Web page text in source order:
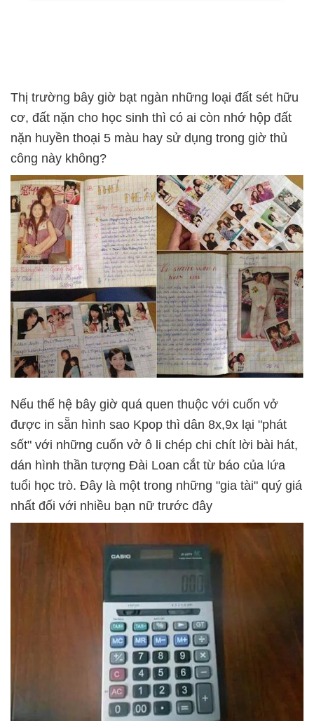
Thị trường bây giờ bạt ngàn những loại đất sét hữu
cơ, đất nặn cho học sinh thì có ai còn nhớ hộp đất
nặn huyền thoại 5 màu hay sử dụng trong giờ thủ
công này không?
Nếu thế hệ bây giờ quá quen thuộc với cuốn vở
được in sẵn hình sao Kpop thì dân 8x,9x lại "phát
sốt" với những cuốn vở ô li chép chi chít lời bài hát,
dán hình thần tượng Đài Loan cắt từ báo của lứa
tuổi học trò. Đây là một trong những "gia tài" quý giá
nhất đối với nhiều bạn nữ trước đây